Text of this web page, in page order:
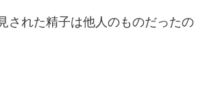
された精子は他人のものだったの